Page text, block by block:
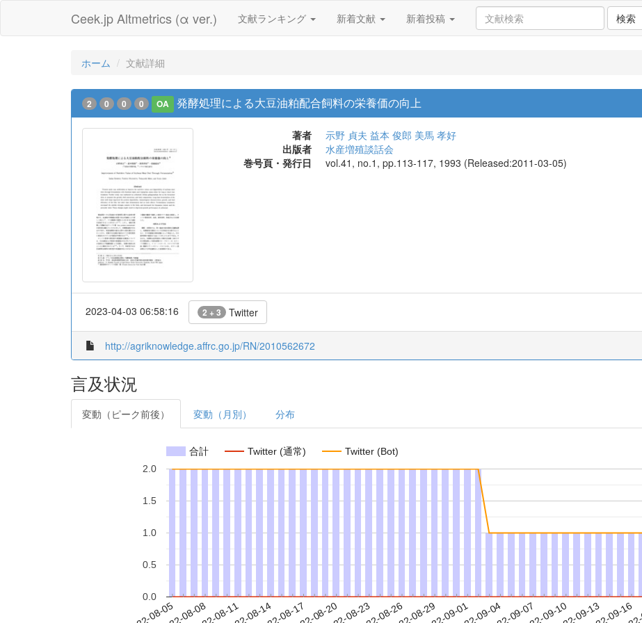
Ceek.jp Altmetrics (α ver.) 文献ランキング 新着文献 新着投稿 検索
ホーム 文献詳細
2 0 0 0 OA 発酵処理による大豆油粕配合飼料の栄養価の向上
著者 示野 貞夫 益本 俊郎 美馬 孝好
出版者
水産増殖談話会
巻号頁・発行日
vol.41, no.1, pp.113-117, 1993 (Released:2011-03-05)
2023-04-03 06:58:16 2 + 3 Twitter
http://agriknowledge.affrc.go.jp/RN/2010562672
言及状況
変動（ピーク前後） 変動（月別） 分布
合計 Twitter (通常) Twitter (Bot)
0.0
0.5
1.0
1.5
2.0